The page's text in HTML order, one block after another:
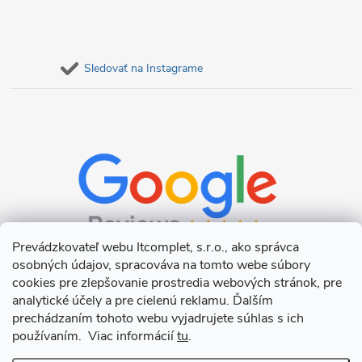
Prevádzkovateľ webu Itcomplet, s.r.o., ako správca
osobných údajov, spracováva na tomto webe súbory
cookies pre zlepšovanie prostredia webových stránok, pre
analytické účely a pre cielenú reklamu. Ďalším
prechádzaním tohoto webu vyjadrujete súhlas s ich
používaním. Viac informáciítu.
Sledovať na Instagrame